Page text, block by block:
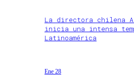
La directora chilena
inicia una intensa
Latinoamérica
Ene 28